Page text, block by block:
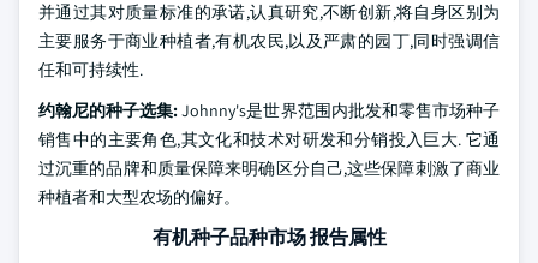
并通过其对质量标准的承诺,认真研究,不断创新,将自身区别为
主要服务于商业种植者,有机农民,以及严肃的园丁,同时强调信
任和可持续性.
约翰尼的种子选集:Johnny's是世界范围内批发和零售市场种子
销售中的主要角色,其文化和技术对研发和分销投入巨大. 它通
过沉重的品牌和质量保障来明确区分自己,这些保障刺激了商业
种植者和大型农场的偏好。
有机种子品种市场 报告属性